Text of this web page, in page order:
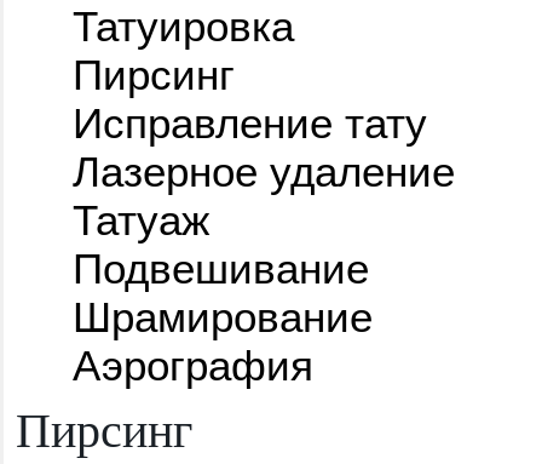
Татуировка
Пирсинг
Исправление тату
Лазерное удаление
Татуаж
Подвешивание
Шрамирование
Аэрография
Пирсинг